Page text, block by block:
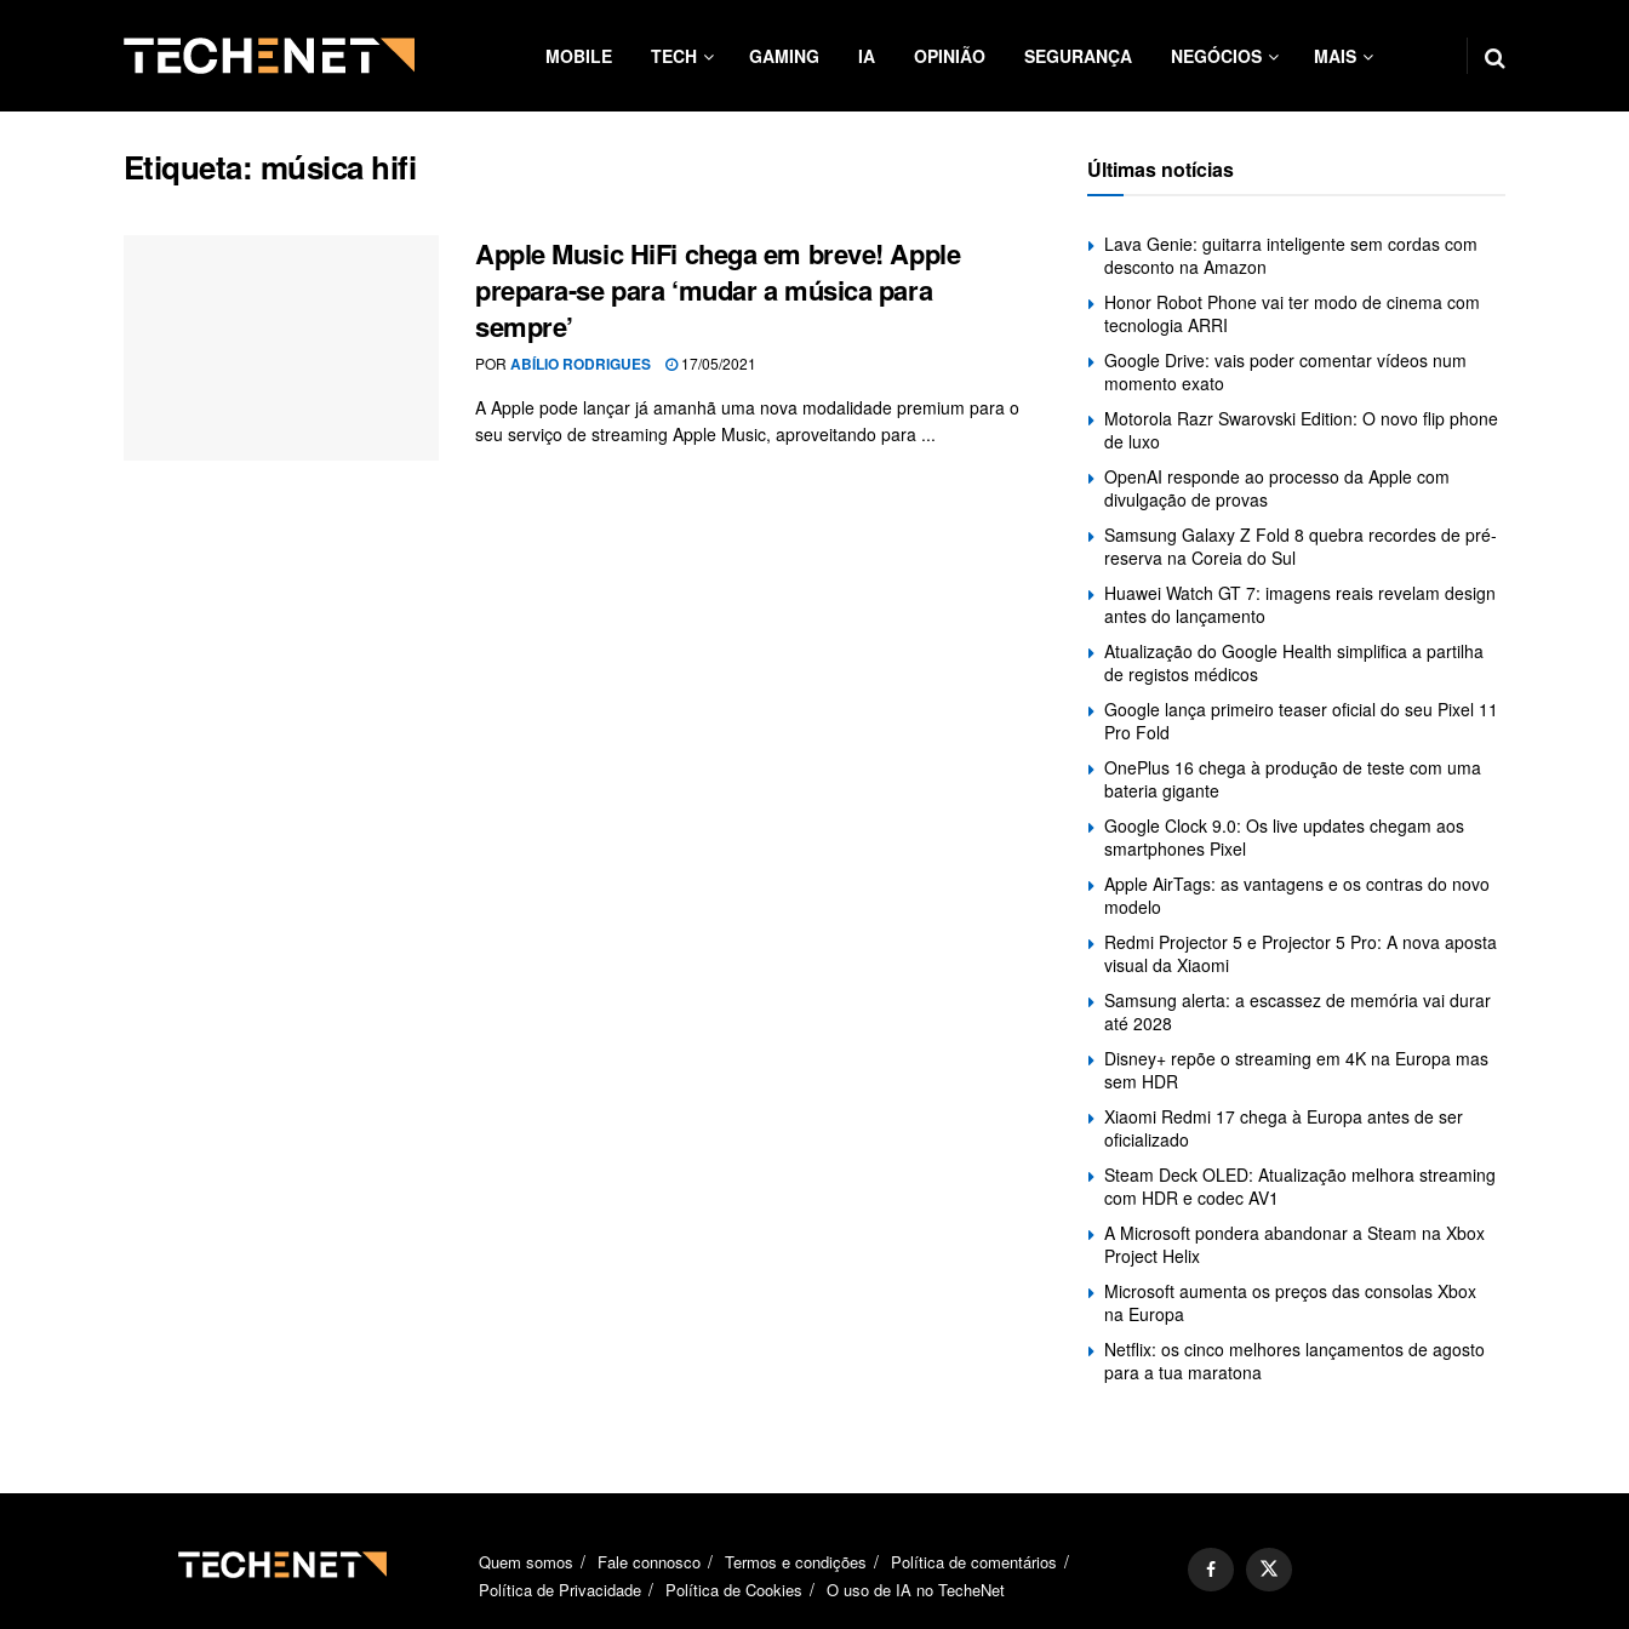
MOBILE TECH GAMING IA OPINIÃO SEGURANÇA NEGÓCIOS MAIS
Etiqueta: música hifi
Apple Music HiFi chega em breve! Apple
prepara-se para ‘mudar a música para
sempre’
POR ABÍLIO RODRIGUES 17/05/2021
A Apple pode lançar já amanhã uma nova modalidade premium para o
seu serviço de streaming Apple Music, aproveitando para ...
Últimas notícias
Lava Genie: guitarra inteligente sem cordas com
desconto na Amazon
Honor Robot Phone vai ter modo de cinema com
tecnologia ARRI
Google Drive: vais poder comentar vídeos num
momento exato
Motorola Razr Swarovski Edition: O novo flip phone
de luxo
OpenAI responde ao processo da Apple com
divulgação de provas
Samsung Galaxy Z Fold 8 quebra recordes de pré-
reserva na Coreia do Sul
Huawei Watch GT 7: imagens reais revelam design
antes do lançamento
Atualização do Google Health simplifica a partilha
de registos médicos
Google lança primeiro teaser oficial do seu Pixel 11
Pro Fold
OnePlus 16 chega à produção de teste com uma
bateria gigante
Google Clock 9.0: Os live updates chegam aos
smartphones Pixel
Apple AirTags: as vantagens e os contras do novo
modelo
Redmi Projector 5 e Projector 5 Pro: A nova aposta
visual da Xiaomi
Samsung alerta: a escassez de memória vai durar
até 2028
Disney+ repõe o streaming em 4K na Europa mas
sem HDR
Xiaomi Redmi 17 chega à Europa antes de ser
oficializado
Steam Deck OLED: Atualização melhora streaming
com HDR e codec AV1
A Microsoft pondera abandonar a Steam na Xbox
Project Helix
Microsoft aumenta os preços das consolas Xbox
na Europa
Netflix: os cinco melhores lançamentos de agosto
para a tua maratona
Quem somos Fale connosco Termos e condições
Política de comentários
Política de Privacidade
Política de Cookies O uso de IA no TecheNet